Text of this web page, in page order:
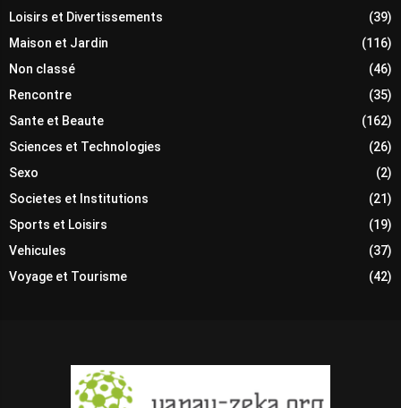
Loisirs et Divertissements
(39)
Maison et Jardin
(116)
Non classé
(46)
Rencontre
(35)
Sante et Beaute
(162)
Sciences et Technologies
(26)
Sexo
(2)
Societes et Institutions
(21)
Sports et Loisirs
(19)
Vehicules
(37)
Voyage et Tourisme
(42)